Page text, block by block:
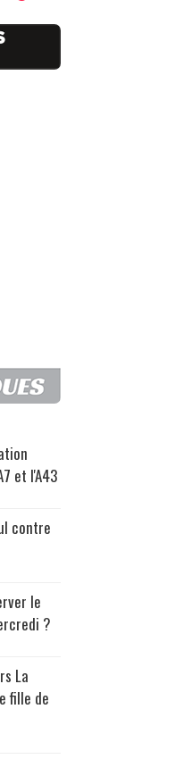
et l'A43
contre
le
?
La
fille de